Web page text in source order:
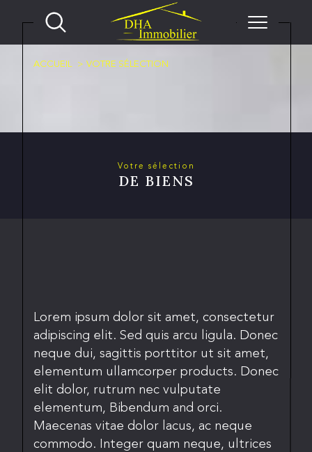
ACCUEIL VOTRE SÉLECTION
Votre sélection
DE BIENS
Lorem ipsum dolor sit amet, consectetur
adipiscing elit. Sed quis arcu ligula. Donec
neque dui, sagittis porttitor ut sit amet,
elementum ullamcorper products. Donec
elit dolor, rutrum nec vulputate
elementum, Bibendum and orci.
Maecenas vitae dolor lacus, ac neque
commodo. Integer quam neque, ultrices